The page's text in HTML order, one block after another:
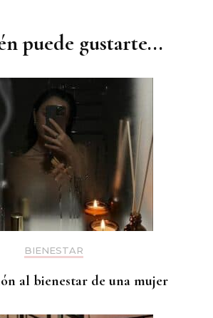
puede gustarte...
BIENESTAR
al bienestar de una mujer